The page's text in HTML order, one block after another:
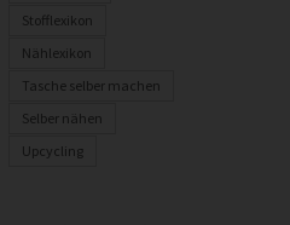
Stofflexikon
Nählexikon
Tasche selber machen
Selber nähen
Upcycling